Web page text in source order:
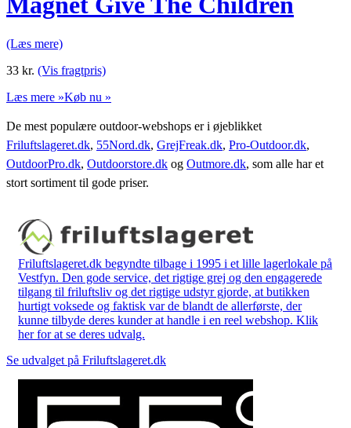
(Læs mere)
33 kr. (Vis fragtpris)
Læs mere »Køb nu »
De mest populære outdoor-webshops er i øjeblikket
Friluftslageret.dk, 55Nord.dk, GrejFreak.dk, Pro-Outdoor.dk,
OutdoorPro.dk, Outdoorstore.dk og Outmore.dk, som alle har et
stort sortiment til gode priser.
Friluftslageret.dk begyndte tilbage i 1995 i et lille lagerlokale på
Vestfyn. Den gode service, det rigtige grej og den engagerede
tilgang til friluftsliv og det rigtige udstyr gjorde, at butikken
hurtigt voksede og faktisk var de blandt de allerførste, der
kunne tilbyde deres kunder at handle i en reel webshop. Klik
her for at se deres udvalg.
Se udvalget på Friluftslageret.dk